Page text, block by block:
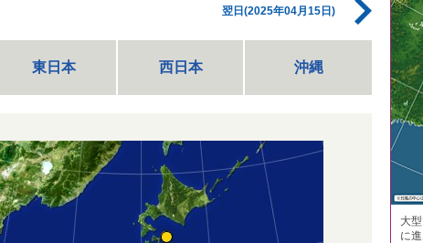
翌日(2025年04月15日)
東日本 西日本 沖縄
大
に